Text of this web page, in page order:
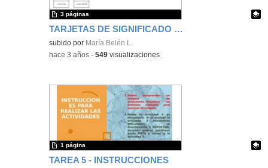
TARJETAS DE SIGNIFICADO DE LA PREHISTORIA
Contenido educativo.
subido por María Belén L.
3 páginas
-hace 3 años -549 visualizaciones
TAREA 5 - INSTRUCCIONES
1 página